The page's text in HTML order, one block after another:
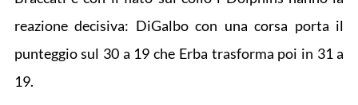
reazione decisiva: DiGalbo con una corsa porta il
punteggio sul 30 a 19 che Erba trasforma poi in 31 a
19.